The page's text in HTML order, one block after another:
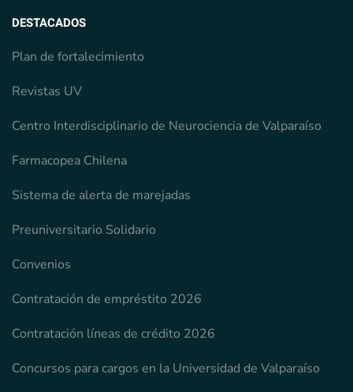
DESTACADOS
Plan de fortalecimiento
Revistas UV
Centro Interdisciplinario de Neurociencia de Valparaíso
Farmacopea Chilena
Sistema de alerta de marejadas
Preuniversitario Solidario
Convenios
Contratación de empréstito 2026
Contratación líneas de crédito 2026
Concursos para cargos en la Universidad de Valparaíso